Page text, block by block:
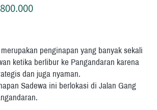
merupakan penginapan yang banyak sekali
ketika berlibur ke Pangandaran karena
dan juga nyaman.
Sadewa ini berlokasi di Jalan Gang